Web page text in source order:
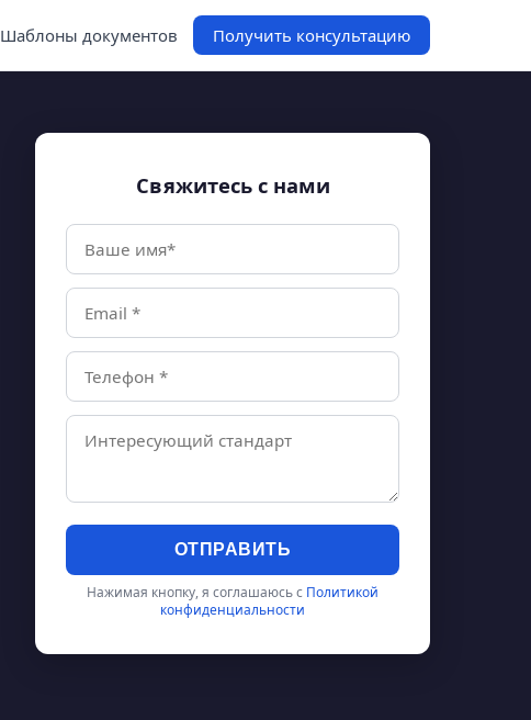
Шаблоны документов Получить консультацию
Свяжитесь с нами
ОТПРАВИТЬ
Нажимая кнопку, я соглашаюсь с Политикой
конфиденциальности